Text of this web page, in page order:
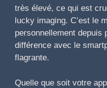
très élevé, ce qui est
lucky imaging. C’est le
personnellement depuis
différence avec le
flagrante.
Quelle que soit votre